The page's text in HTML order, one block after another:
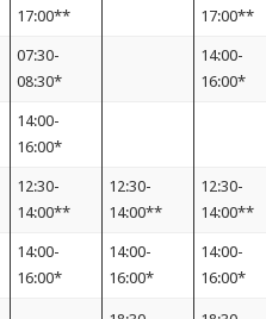
17:00**
17:00**
07:30-
08:30*
14:00-
16:00*
14:00-
16:00*
12:30-
14:00**
12:30-
14:00**
12:30-
14:00**
14:00-
16:00*
14:00-
16:00*
14:00-
16:00*